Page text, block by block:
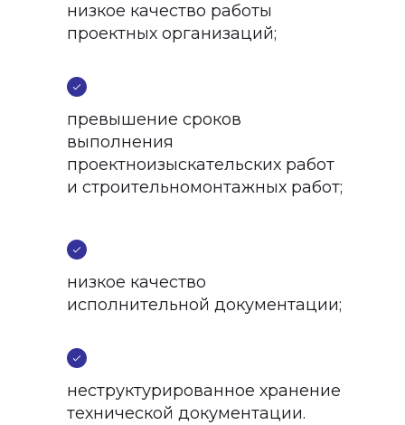
низкое качество работы
проектных организаций;
превышение сроков
выполнения
проектноизыскательских работ
и строительномонтажных работ;
низкое качество
исполнительной документации;
неструктурированное хранение
технической документации.